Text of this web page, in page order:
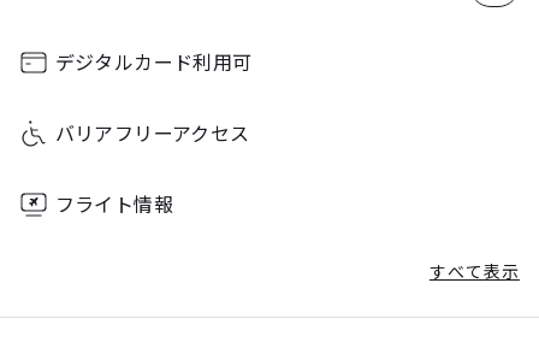
Sundayデジタルカード利用可
バリアフリーアクセス
フライト情報
すべて表示